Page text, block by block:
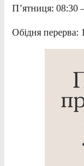
П’ятниця: 08:30
Обідня перерва: